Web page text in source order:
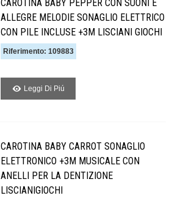
CAROTINA BABY PEPPER CON SUONI E
ALLEGRE MELODIE SONAGLIO ELETTRICO
CON PILE INCLUSE +3M LISCIANI GIOCHI
Riferimento: 109883
Leggi Di Piú
CAROTINA BABY CARROT SONAGLIO
ELETTRONICO +3M MUSICALE CON
ANELLI PER LA DENTIZIONE
LISCIANIGIOCHI